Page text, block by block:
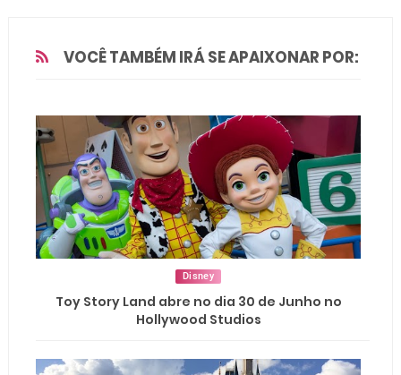
VOCÊ TAMBÉM IRÁ SE APAIXONAR POR:
Disney
Toy Story Land abre no dia 30 de Junho no
Hollywood Studios